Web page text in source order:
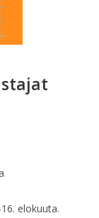
elokuuta.